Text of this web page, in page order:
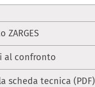
ZARGES
al confronto
scheda tecnica (PDF)